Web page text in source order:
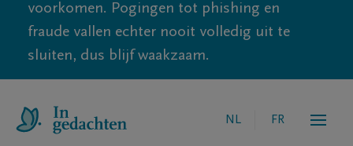
voorkomen. Pogingen tot phishing en
fraude vallen echter nooit volledig uit te
sluiten, dus blijf waakzaam.
NL FR